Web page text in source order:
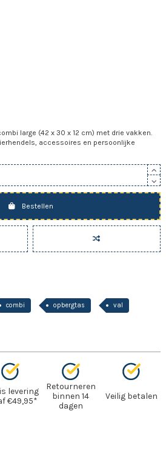
large (42 x 30 x 12 cm) met drie vakken.
accessoires en persoonlijke
Bestellen
combi opbergtas val
levering
€49,95*
Retourneren
binnen 14
dagen
Veilig betalen